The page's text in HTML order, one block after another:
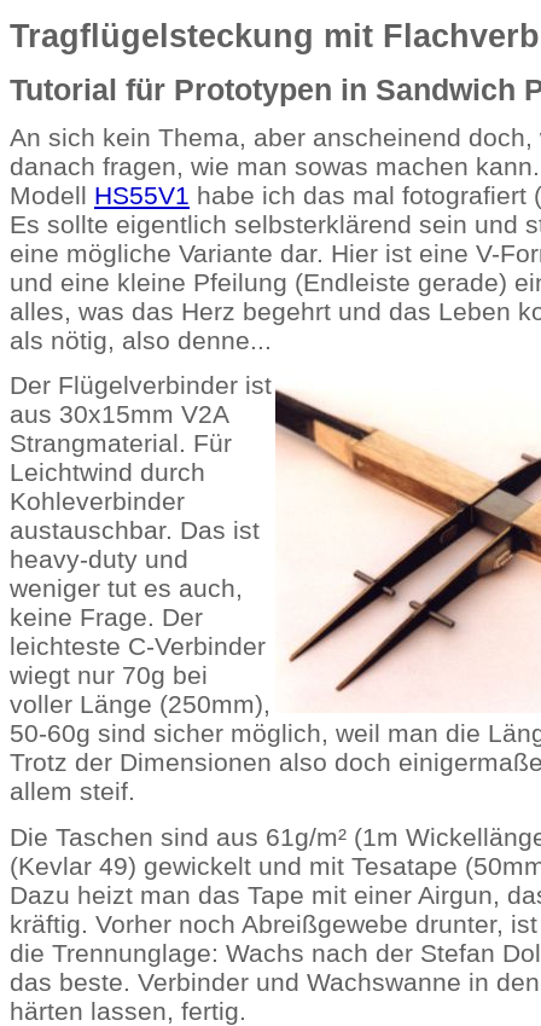
Tragflügelsteckung mit
Tutorial für Prototypen in Sandwich
An sich kein Thema, aber anscheinend doch,
danach fragen, wie man sowas machen
Modell HS55V1 habe ich das mal fotografiert
Es sollte eigentlich selbsterklärend sein und
eine mögliche Variante dar. Hier ist eine V-
und eine kleine Pfeilung (Endleiste gerade)
alles, was das Herz begehrt und das Leben
als nötig, also denne...
Der Flügelverbinder ist
aus 30x15mm V2A
Strangmaterial. Für
Leichtwind durch
Kohleverbinder
austauschbar. Das ist
heavy-duty und
weniger tut es auch,
keine Frage. Der
leichteste C-Verbinder
wiegt nur 70g bei
voller Länge (250mm),
50-60g sind sicher möglich, weil man die
Trotz der Dimensionen also doch
allem steif.
Die Taschen sind aus 61g/m² (1m
(Kevlar 49) gewickelt und mit Tesatape
Dazu heizt man das Tape mit einer Airgun,
kräftig. Vorher noch Abreißgewebe drunter,
die Trennunglage: Wachs nach der Stefan
das beste. Verbinder und Wachswanne in
härten lassen, fertig.